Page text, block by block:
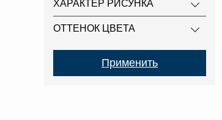
ХАРАКТЕР РИСУНКА
ОТТЕНОК ЦВЕТА